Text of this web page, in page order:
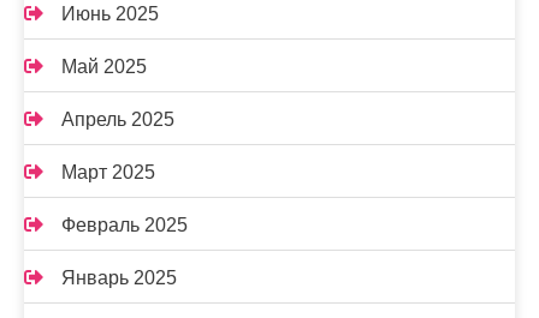
Июнь 2025
Май 2025
Апрель 2025
Март 2025
Февраль 2025
Январь 2025